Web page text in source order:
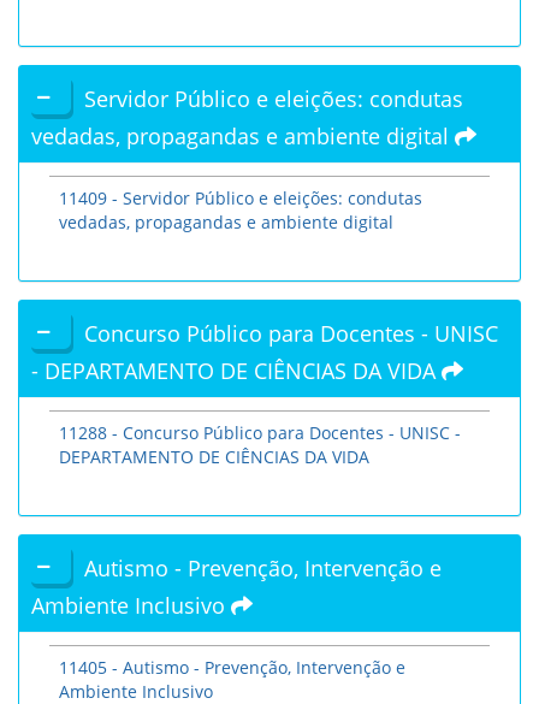
Servidor Público e eleições: condutas
vedadas, propagandas e ambiente digital
11409 - Servidor Público e eleições: condutas
vedadas, propagandas e ambiente digital
Concurso Público para Docentes - UNISC
- DEPARTAMENTO DE CIÊNCIAS DA VIDA
11288 - Concurso Público para Docentes - UNISC -
DEPARTAMENTO DE CIÊNCIAS DA VIDA
Autismo - Prevenção, Intervenção e
Ambiente Inclusivo
11405 - Autismo - Prevenção, Intervenção e
Ambiente Inclusivo